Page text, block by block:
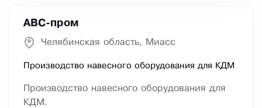
АВС-пром
Челябинская область, Миасс
Производство навесного оборудования для КДМ
Производство навесного оборудования для
КДМ.